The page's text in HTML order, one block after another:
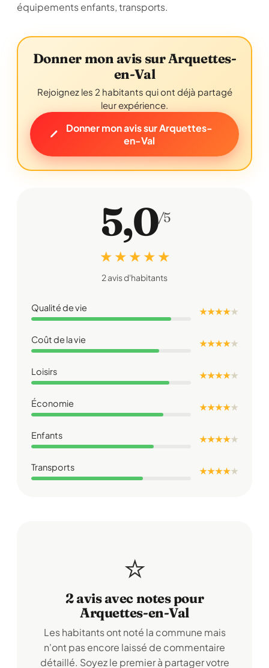
équipements enfants, transports.
Donner mon avis sur Arquettes-
en-Val
Rejoignez les 2 habitants qui ont déjà partagé
leur expérience.
Donner mon avis sur Arquettes-
en-Val
5,0/5
★ ★ ★ ★ ★
2 avis d'habitants
Qualité de vie ★ ★ ★ ★★
Coût de la vie ★ ★ ★ ★★
Loisirs ★ ★ ★ ★★
Économie ★ ★ ★ ★★
Enfants ★ ★ ★ ★★
Transports ★ ★ ★ ★★
⭐
2 avis avec notes pour
Arquettes-en-Val
Les habitants ont noté la commune mais
n'ont pas encore laissé de commentaire
détaillé. Soyez le premier à partager votre